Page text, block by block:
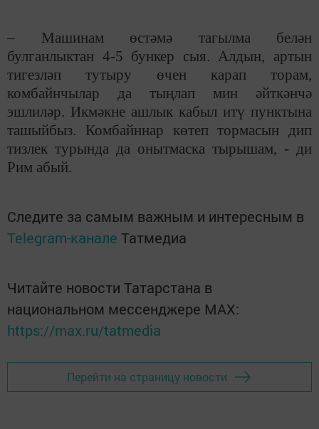
– Машинам өстәмә тагылма белән
булганлыктан 4-5 бункер сыя. Алдын, артын
тигезләп тутыру өчен карап торам,
комбайнчылар да тыңлап мин әйткәнчә
эшлиләр. Икмәкне ашлык кабыл итү пунктына
ташыйбыз. Комбайннар көтеп тормасын дип
тизлек турында да онытмаска тырышам, - ди
Рим абый.
Следите за самым важным и интересным в
Telegram-канале Татмедиа
Читайте новости Татарстана в
национальном мессенджере MАХ:
https://max.ru/tatmedia
Перейти на страницу новости